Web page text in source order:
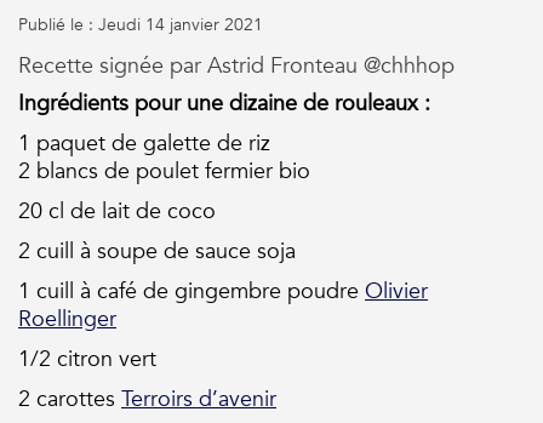
Publié le : Jeudi 14 janvier 2021
Recette signée par Astrid Fronteau @chhhop
Ingrédients pour une dizaine de rouleaux :
1 paquet de galette de riz
2 blancs de poulet fermier bio
20 cl de lait de coco
2 cuill à soupe de sauce soja
1 cuill à café de gingembre poudre Olivier
Roellinger
1/2 citron vert
2 carottes Terroirs d’avenir